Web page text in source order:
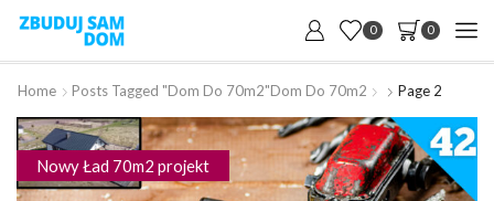
0 0
Home Posts Tagged "dom Do 70m2"Dom Do 70m2 Page 2
Nowy Ład 70m2 projekt